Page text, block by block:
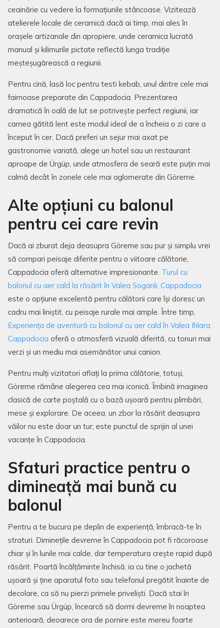
ceainărie cu vedere la formațiunile stâncoase. Vizitează
atelierele locale de ceramică dacă ai timp, mai ales în
orașele artizanale din apropiere, unde ceramica lucrată
manual și kilimurile pictate reflectă lunga tradiție
meșteșugărească a regiunii.
Pentru cină, lasă loc pentru testi kebab, unul dintre cele mai
faimoase preparate din Cappadocia. Prezentarea
dramatică în oală de lut se potrivește perfect regiunii, iar
carnea gătită lent este modul ideal de a încheia o zi care a
început în cer. Dacă preferi un sejur mai axat pe
gastronomie variată, alege un hotel sau un restaurant
aproape de Ürgüp, unde atmosfera de seară este puțin mai
calmă decât în zonele cele mai aglomerate din Göreme.
Alte opțiuni cu balonul
pentru cei care revin
Dacă ai zburat deja deasupra Göreme sau pur și simplu vrei
să compari peisaje diferite pentru o viitoare călătorie,
Cappadocia oferă alternative impresionante. Turul cu
balonul cu aer cald la răsărit în Valea Soganli, Cappadocia
este o opțiune excelentă pentru călătorii care își doresc un
cadru mai liniștit, cu peisaje rurale mai ample. Între timp,
Experiența de aventură cu balonul cu aer cald în Valea Ihlara,
Cappadocia oferă o atmosferă vizuală diferită, cu tonuri mai
verzi și un mediu mai asemănător unui canion.
Pentru mulți vizitatori aflați la prima călătorie, totuși,
Göreme rămâne alegerea cea mai iconică. Îmbină imaginea
clasică de carte poștală cu o bază ușoară pentru plimbări,
mese și explorare. De aceea, un zbor la răsărit deasupra
văilor nu este doar un tur; este punctul de sprijin al unei
vacanțe în Cappadocia.
Sfaturi practice pentru o
dimineață mai bună cu
balonul
Pentru a te bucura pe deplin de experiență, îmbracă-te în
straturi. Diminețile devreme în Cappadocia pot fi răcoroase
chiar și în lunile mai calde, dar temperatura crește rapid după
răsărit. Poartă încălțăminte închisă, ia cu tine o jachetă
ușoară și ține aparatul foto sau telefonul pregătit înainte de
decolare, ca să nu pierzi primele priveliști. Dacă stai în
Göreme sau Ürgüp, încearcă să dormi devreme în noaptea
anterioară, deoarece ora de pornire este mereu foarte